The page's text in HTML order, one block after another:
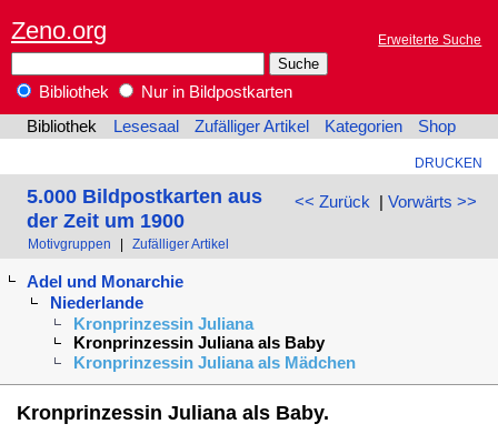
Zeno.org Erweiterte Suche
Bibliothek
Nur in Bildpostkarten
Bibliothek
Lesesaal Zufälliger Artikel Kategorien Shop
DRUCKEN
<< Zurück | Vorwärts >>
5.000 Bildpostkarten aus
der Zeit um 1900
Motivgruppen Zufälliger Artikel
Adel und Monarchie
Niederlande
Kronprinzessin Juliana
Kronprinzessin Juliana als Baby
Kronprinzessin Juliana als Mädchen
Kronprinzessin Juliana als Baby.